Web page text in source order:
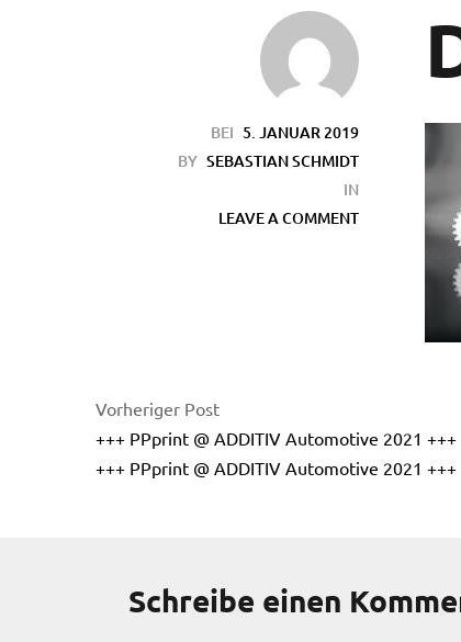
BEI 5. JANUAR 2019
BY SEBASTIAN SCHMIDT
IN
LEAVE A COMMENT
Vorheriger Post
+++ PPprint @ ADDITIV Automotive 2021 +++
+++ PPprint @ ADDITIV Automotive 2021 +++
Schreibe einen